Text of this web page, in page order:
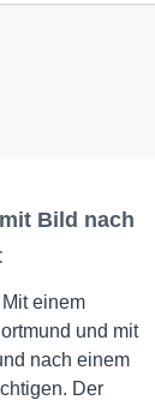
Bild nach
einem
und mit
nach einem
Der